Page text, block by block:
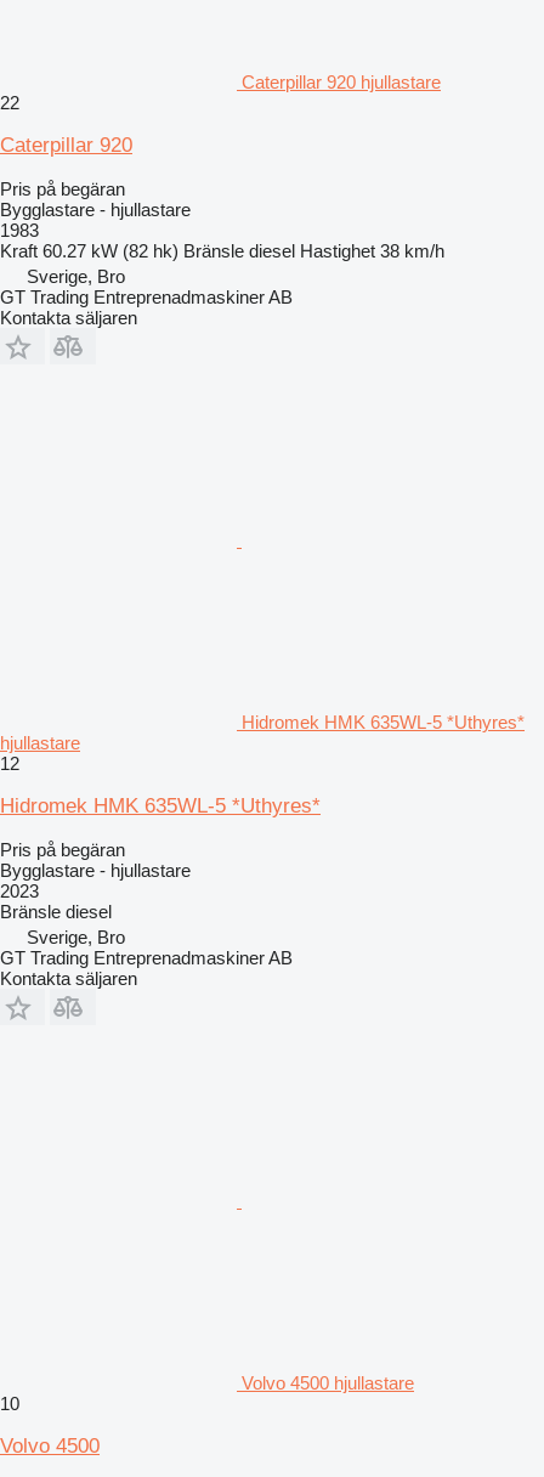
Caterpillar 920 hjullastare
22
Caterpillar 920
Pris på begäran
Bygglastare - hjullastare
1983
Kraft 60.27 kW (82 hk) Bränsle diesel Hastighet 38 km/h
Sverige, Bro
GT Trading Entreprenadmaskiner AB
Kontakta säljaren
Hidromek HMK 635WL-5 *Uthyres*
hjullastare
12
Hidromek HMK 635WL-5 *Uthyres*
Pris på begäran
Bygglastare - hjullastare
2023
Bränsle diesel
Sverige, Bro
GT Trading Entreprenadmaskiner AB
Kontakta säljaren
Volvo 4500 hjullastare
10
Volvo 4500